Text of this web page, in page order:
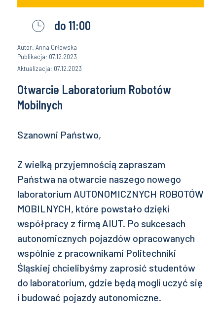
do 11:00
Autor: Anna Orłowska
Publikacja: 07.12.2023
Aktualizacja: 07.12.2023
Otwarcie Laboratorium Robotów
Mobilnych
Szanowni Państwo,
Z wielką przyjemnością zapraszam
Państwa na otwarcie naszego nowego
laboratorium AUTONOMICZNYCH ROBOTÓW
MOBILNYCH, które powstało dzięki
współpracy z firmą AIUT. Po sukcesach
autonomicznych pojazdów opracowanych
wspólnie z pracownikami Politechniki
Śląskiej chcielibyśmy zaprosić studentów
do laboratorium, gdzie będą mogli uczyć się
i budować pojazdy autonomiczne.